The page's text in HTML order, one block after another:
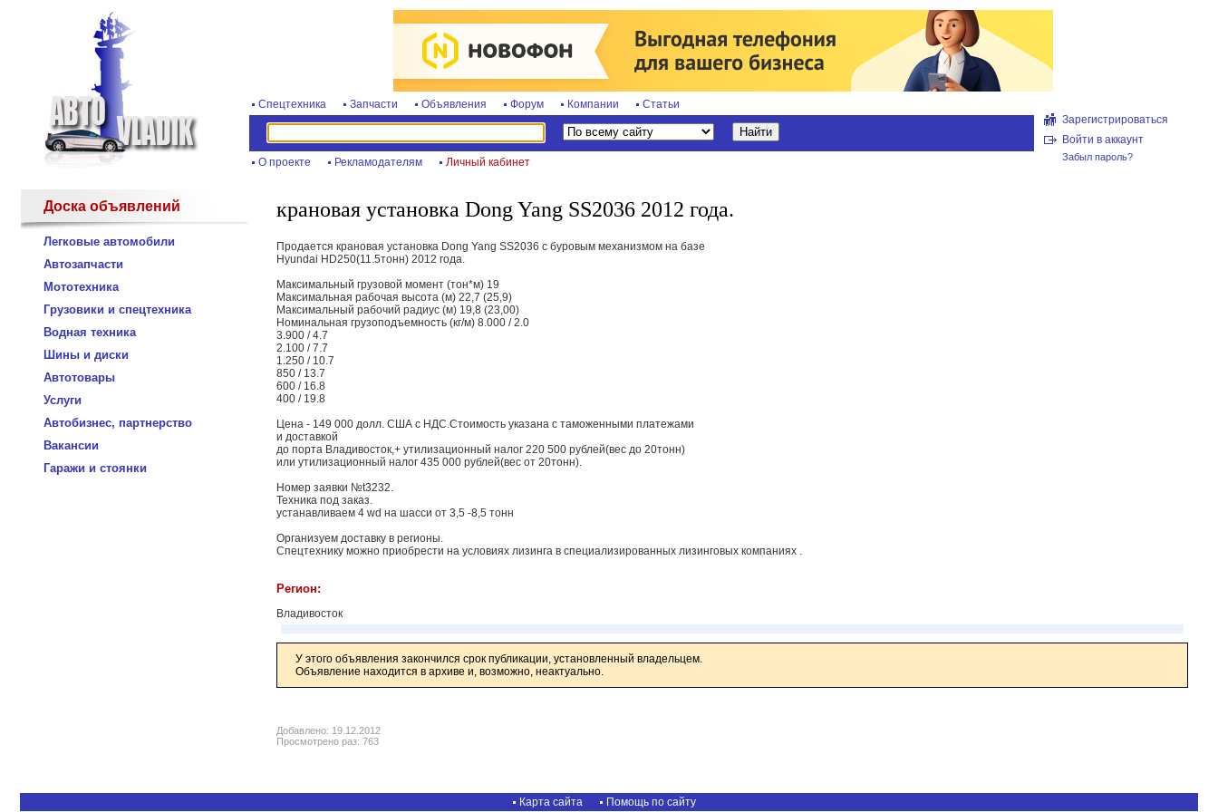
Спецтехника Запчасти Объявления Форум Компании Статьи
О проекте Рекламодателям Личный кабинет
Зарегистрироваться
Войти в аккаунт
Забыл пароль?
Доска объявлений
Легковые автомобили
Автозапчасти
Мототехника
Грузовики и спецтехника
Водная техника
Шины и диски
Автотовары
Услуги
Автобизнес, партнерство
Вакансии
Гаражи и стоянки
крановая установка Dong Yang SS2036 2012 года.
Продается крановая установка Dong Yang SS2036 с буровым механизмом на базе
Hyundai HD250(11.5тонн) 2012 года.
Максимальный грузовой момент (тон*м) 19
Максимальная рабочая высота (м) 22,7 (25,9)
Максимальный рабочий радиус (м) 19,8 (23,00)
Номинальная грузоподъемность (кг/м) 8.000 / 2.0
3.900 / 4.7
2.100 / 7.7
1.250 / 10.7
850 / 13.7
600 / 16.8
400 / 19.8
Цена - 149 000 долл. США с НДС.Стоимость указана с таможенными платежами
и доставкой
до порта Владивосток,+ утилизационный налог 220 500 рублей(вес до 20тонн)
или утилизационный налог 435 000 рублей(вес от 20тонн).
Номер заявки №t3232.
Техника под заказ.
устанавливаем 4 wd на шасси от 3,5 -8,5 тонн
Организуем доставку в регионы.
Спецтехнику можно приобрести на условиях лизинга в специализированных лизинговых компаниях .
Регион:
Владивосток
У этого объявления закончился срок публикации, установленный владельцем.
Объявление находится в архиве и, возможно, неактуально.
Добавлено: 19.12.2012
Просмотрено раз: 763
Карта сайта Помощь по сайту